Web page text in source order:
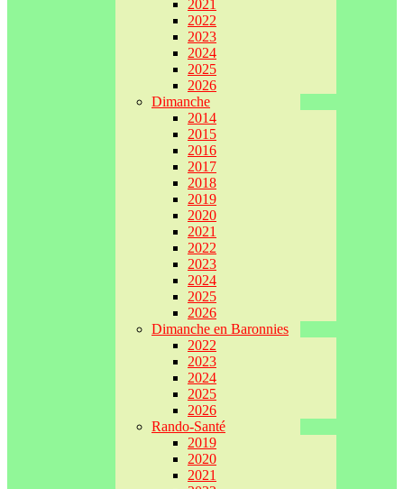
2021
2022
2023
2024
2025
2026
Dimanche
2014
2015
2016
2017
2018
2019
2020
2021
2022
2023
2024
2025
2026
Dimanche en Baronnies
2022
2023
2024
2025
2026
Rando-Santé
2019
2020
2021